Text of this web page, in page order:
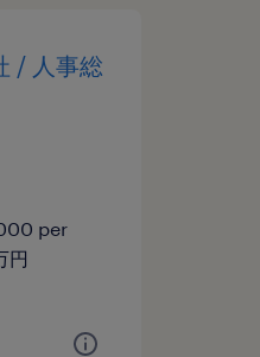
/ 人事総
per
円